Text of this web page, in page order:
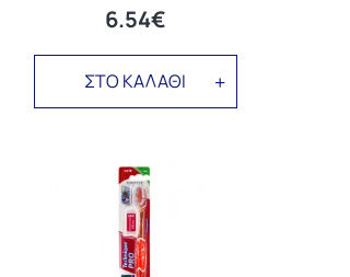
6.54€
ΣΤΟ ΚΑΛΑΘΙ